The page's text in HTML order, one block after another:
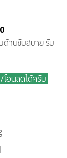
ด้านขับสบาย รับ
โอนลดได้ครับ